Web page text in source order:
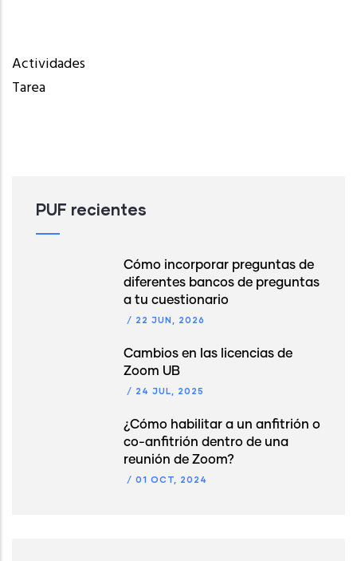
Actividades
Tarea
PUF recientes
Cómo incorporar preguntas de
diferentes bancos de preguntas
a tu cuestionario
/ 22 JUN, 2026
Cambios en las licencias de
Zoom UB
/ 24 JUL, 2025
¿Cómo habilitar a un anfitrión o
co-anfitrión dentro de una
reunión de Zoom?
/ 01 OCT, 2024